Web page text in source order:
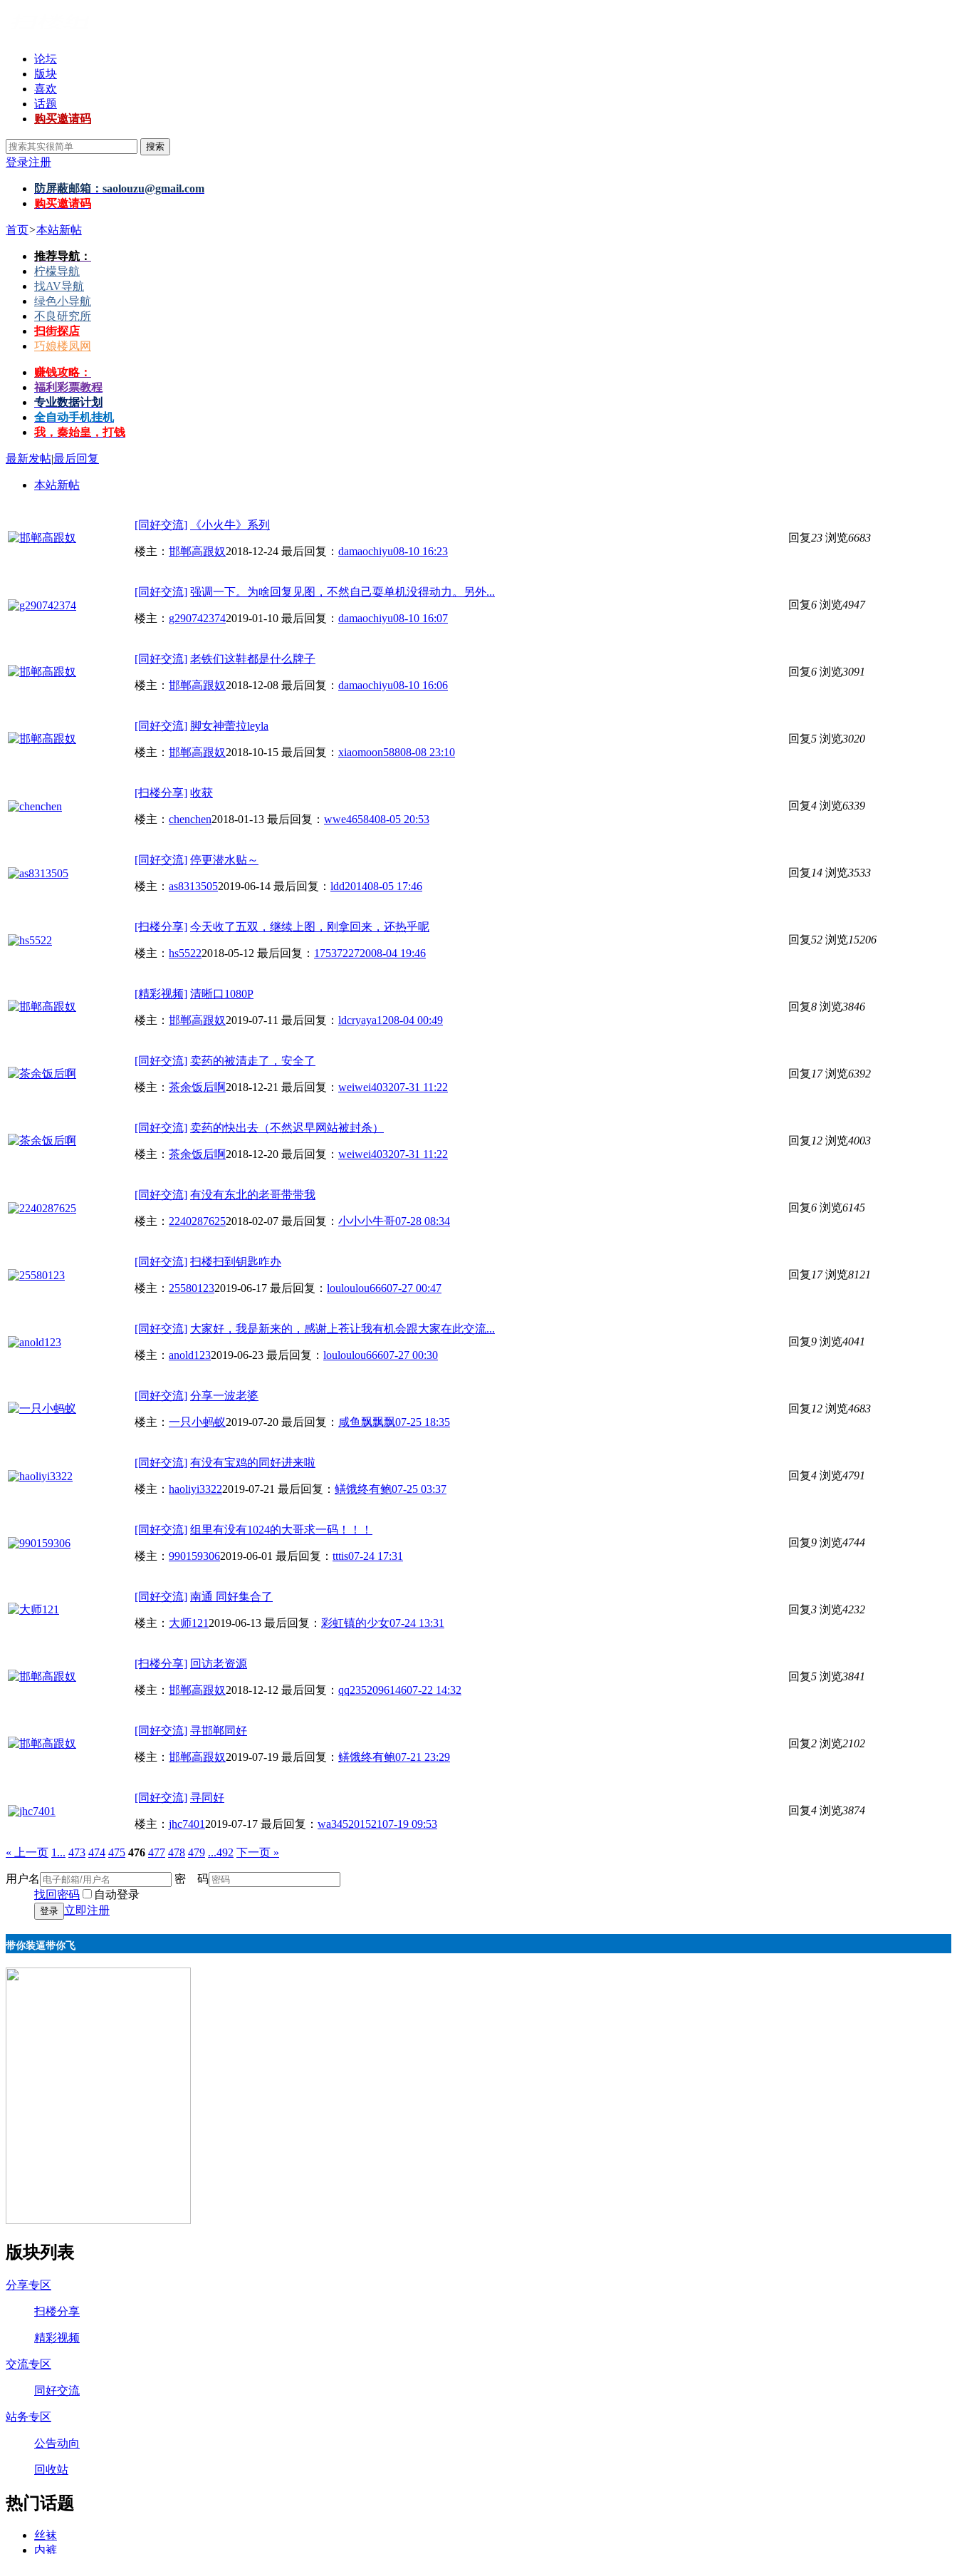
论坛
版块
喜欢
话题
购买邀请码
搜索
登录注册
防屏蔽邮箱： saolouzu@gmail.com
购买邀请码
首页>本站新帖
推荐导航：
柠檬导航
找AV导航
绿色小导航
不良研究所
扫街探店
巧娘楼凤网
赚钱攻略：
福利彩票教程
专业数据计划
全自动手机挂机
我，秦始皇，打钱
最新发帖|最后回复
本站新帖
[同好交流] 《小火牛》系列
楼主： 邯郸高跟奴2018-12-24 最后回复： damaochiyu08-10 16:23
回复23 浏览6683
[同好交流] 强调一下。为啥回复见图，不然自己耍单机没得动力。另外...
楼主： g2907423742019-01-10 最后回复： damaochiyu08-10 16:07
回复6 浏览4947
[同好交流] 老铁们这鞋都是什么牌子
楼主： 邯郸高跟奴2018-12-08 最后回复： damaochiyu08-10 16:06
回复6 浏览3091
[同好交流] 脚女神蕾拉leyla
楼主： 邯郸高跟奴2018-10-15 最后回复： xiaomoon58808-08 23:10
回复5 浏览3020
[扫楼分享] 收获
楼主： chenchen2018-01-13 最后回复： wwe4658408-05 20:53
回复4 浏览6339
[同好交流] 停更潜水贴～
楼主： as83135052019-06-14 最后回复： ldd201408-05 17:46
回复 14 浏览3533
[扫楼分享] 今天收了五双，继续上图，刚拿回来，还热乎呢
楼主： hs55222018-05-12 最后回复： 175372272008-04 19:46
回复52 浏览15206
[精彩视频] 清晰口1080P
楼主： 邯郸高跟奴2019-07-11 最后回复： ldcryaya1208-04 00:49
回复8 浏览3846
[同好交流] 卖药的被清走了，安全了
楼主： 茶余饭后啊2018-12-21 最后回复： weiwei403207-31 11:22
回复 17 浏览6392
[同好交流] 卖药的快出去（不然迟早网站被封杀）
楼主： 茶余饭后啊2018-12-20 最后回复： weiwei403207-31 11:22
回复 12 浏览4003
[同好交流] 有没有东北的老哥带带我
楼主： 22402876252018-02-07 最后回复： 小小小牛哥07-28 08:34
回复6 浏览6145
[同好交流] 扫楼扫到钥匙咋办
楼主： 255801232019-06-17 最后回复： louloulou66607-27 00:47
回复 17 浏览8121
[同好交流] 大家好，我是新来的，感谢上苍让我有机会跟大家在此交流...
楼主： anold1232019-06-23 最后回复： louloulou66607-27 00:30
回复9 浏览4041
[同好交流] 分享一波老婆
楼主： 一只小蚂蚁2019-07-20 最后回复： 咸鱼飘飘飘07-25 18:35
回复 12 浏览4683
[同好交流] 有没有宝鸡的同好进来啦
楼主： haoliyi33222019-07-21 最后回复： 鳝饿终有鲍07-25 03:37
回复4 浏览4791
[同好交流] 组里有没有1024的大哥求一码！！！
楼主： 9901593062019-06-01 最后回复： tttis07-24 17:31
回复9 浏览4744
[同好交流] 南通 同好集合了
楼主： 大师121 2019-06-13 最后回复： 彩虹镇的少女07-24 13:31
回复3 浏览4232
[扫楼分享] 回访老资源
楼主： 邯郸高跟奴2018-12-12 最后回复： qq235209614607-22 14:32
回复5 浏览3841
[同好交流] 寻邯郸同好
楼主： 邯郸高跟奴2019-07-19 最后回复： 鳝饿终有鲍07-21 23:29
回复2 浏览2102
[同好交流] 寻同好
楼主： jhc7401 2019-07-17 最后回复： wa34520152107-19 09:53
回复4 浏览3874
« 上一页 1... 473 474 475 476 477 478 479 ...492 下一页 »
用户名
密 码
找回密码
自动登录
登录 立即注册
带你装逼带你飞
版块列表
分享专区
扫楼分享
精彩视频
交流专区
同好交流
站务专区
公告动向
回收站
热门话题
丝袜
内裤